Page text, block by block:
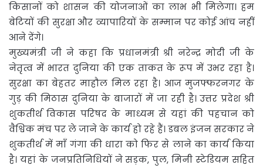
किसानों को शासन की योजनाओं का लाभ भी मिलेगा। हम
बेटियों की सुरक्षा और व्यापारियों के सम्मान पर कोई आंच नहीं
आने देंगे।
मुख्यमंत्री जी ने कहा कि प्रधानमंत्री श्री नरेन्द्र मोदी जी के
नेतृत्व में भारत दुनिया की एक ताकत के रूप में उभर रहा है।
सुरक्षा का बेहतर माहौल मिल रहा है। आज मुजफ्फरनगर के
गुड़ की मिठास दुनिया के बाजारों में जा रही है। उत्तर प्रदेश श्री
शुकतीर्थ विकास परिषद के माध्यम से यहां की पहचान को
वैश्विक मंच पर ले जाने के कार्य हो रहे हैं। डबल इंजन सरकार ने
शुकतीर्थ में माँ गंगा की धारा को फिर से लाने का कार्य किया
है। यहां के जनप्रतिनिधियों ने सड़क, पुल, मिनी स्टेडियम सहित